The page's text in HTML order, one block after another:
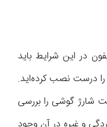
در این شرایط باید
را درست نصب کرده‌اید.
شارژ گوشی را بررسی